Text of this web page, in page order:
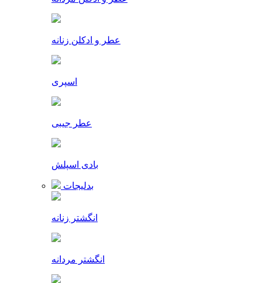
عطر و ادکلن زنانه
اسپری
عطر جیبی
بادی اسپلش
بدلیجات
انگشتر زنانه
انگشتر مردانه